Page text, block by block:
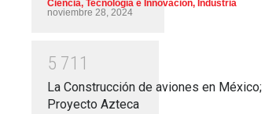
Ciencia, Tecnología e Innovacion, Industria
noviembre 28, 2024
5 71 1
La Construcción de aviones en México;
Proyecto Azteca